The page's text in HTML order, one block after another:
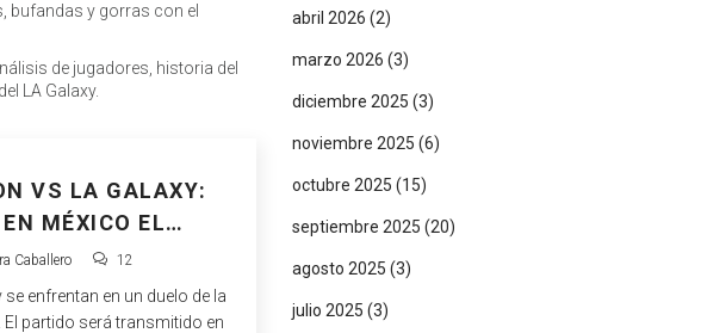
bufandas y gorras con el
de jugadores, historia del
LA Galaxy.
VS LA GALAXY:
MÉXICO EL
MLS
Caballero 12
enfrentan en un duelo de la
El partido será transmitido en
abril 2026 (2)
marzo 2026 (3)
diciembre 2025 (3)
noviembre 2025 (6)
octubre 2025 (15)
septiembre 2025 (20)
agosto 2025 (3)
julio 2025 (3)